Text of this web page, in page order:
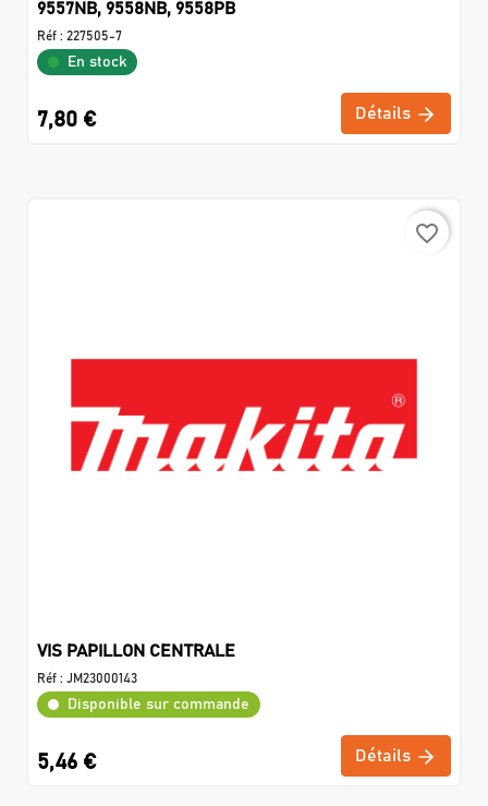
9557NB, 9558NB, 9558PB
Réf : 227505-7
En stock
7,80 € Détails
favorite_border
VIS PAPILLON CENTRALE
Réf : JM23000143
Disponible sur commande
5,46 € Détails